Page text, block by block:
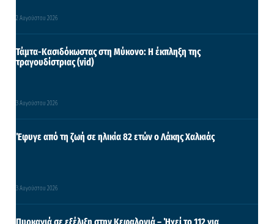
2 Αυγούστου 2026
Τάμτα-Κασιδόκωστας στη Μύκονο: Η έκπληξη της
τραγουδίστριας (vid)
3 Αυγούστου 2026
Έφυγε από τη ζωή σε ηλικία 82 ετών ο Λάκης Χαλκιάς
3 Αυγούστου 2026